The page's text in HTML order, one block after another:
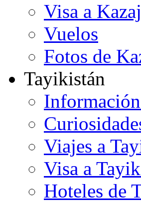
Visa a
Vuelos
Fotos de
Tayikistán
Viajes a
Visa a
Hoteles de